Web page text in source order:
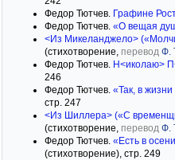
Федор Тютчев. Графине
Федор Тютчев. «О вещая
<Из Микеланджело>
(стихотворение, перевод Ф.
Федор Тютчев. Н<иколаю>
246
Федор Тютчев. «Так, в
стр. 247
<Из Шиллера> («С
(стихотворение, перевод Ф.
Федор Тютчев. «Есть в
(стихотворение), стр. 249